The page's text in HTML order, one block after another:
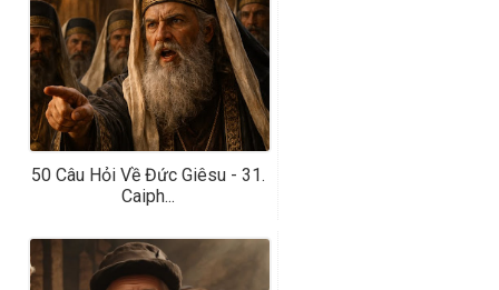
50 Câu Hỏi Về Đức Giêsu - 31.
Caiph...